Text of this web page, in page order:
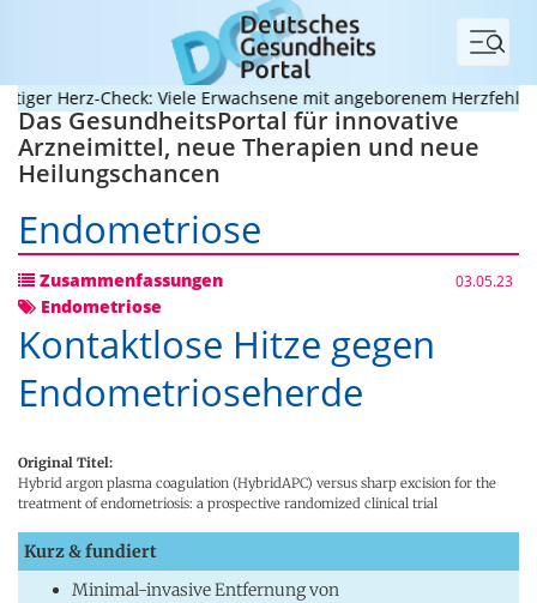
Menü
Herz-Check: Viele Erwachsene mit angeborenem Herzfehler
Das GesundheitsPortal für innovative
Arzneimittel, neue Therapien und neue
Heilungschancen
Endometriose
Zusammenfassungen 03.05.23
Endometriose
Kontaktlose Hitze gegen
Endometrioseherde
Original Titel:
Hybrid argon plasma coagulation (HybridAPC) versus sharp excision for the
treatment of endometriosis: a prospective randomized clinical trial
Kurz & fundiert
Minimal-invasive Entfernung von